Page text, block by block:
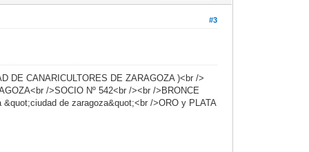
#3
DE CANARICULTORES DE ZARAGOZA )<br />
/>SOCIO Nº 542<br /><br />​BRONCE
de zaragoza&quot;<br />ORO y PLATA